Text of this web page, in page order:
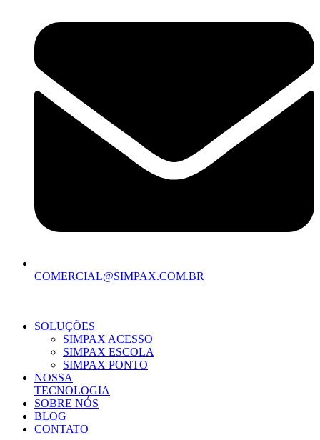
COMERCIAL@SIMPAX.COM.BR
SOLUÇÕES
SIMPAX ACESSO
SIMPAX ESCOLA
SIMPAX PONTO
NOSSA
TECNOLOGIA
SOBRE NÓS
BLOG
CONTATO